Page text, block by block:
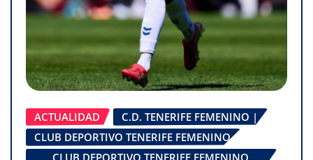
ACTUALIDAD
C.D. TENERIFE FEMENINO |
CLUB DEPORTIVO TENERIFE FEMENINO
CLUB DEPORTIVO TENERIFE FEMENINO